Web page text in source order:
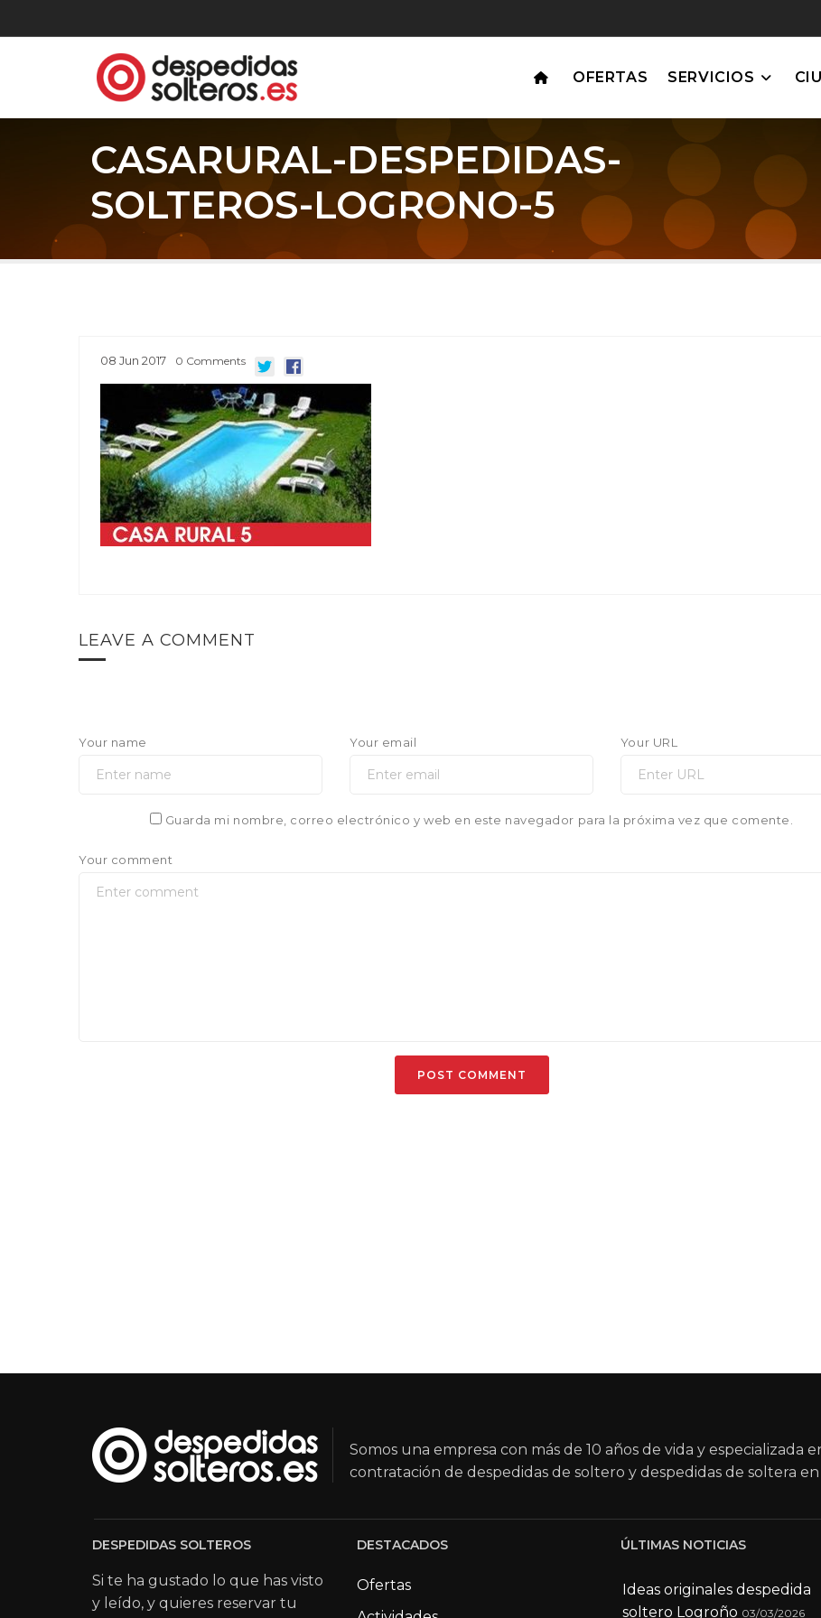
OFERTAS SERVICIOS
CASARURAL-DESPEDIDAS-
SOLTEROS-LOGRONO-5
08 Jun 2017 0 Comments
LEAVE A COMMENT
Your name Your email Your URL
Guarda mi nombre, correo electrónico y web en este navegador para la próxima vez que comente.
Your comment
Somos una empresa con más de 10 años de vida y especializada
contratación de despedidas de soltero y despedidas de soltera
DESPEDIDAS SOLTEROS
Si te ha gustado lo que has visto
y leído, y quieres reservar tu
DESTACADOS
Ofertas
ÚLTIMAS NOTICIAS
Ideas originales despedida
soltero Logroño 03/03/2026